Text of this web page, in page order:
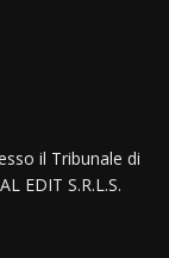
il Tribunale di
EDIT S.R.L.S.